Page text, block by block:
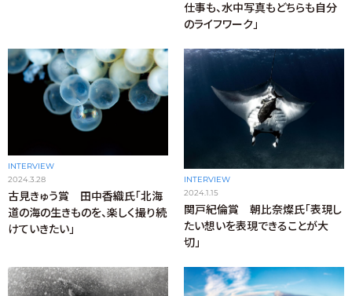
仕事も、水中写真もどちらも自分
のライフワーク」
INTERVIEW
2024.3.28
古見きゅう賞 田中香織氏「北海
道の海の生きものを、楽しく撮り続
けていきたい」
INTERVIEW
2024.1.15
関戸紀倫賞 朝比奈燦氏「表現し
たい想いを表現できることが大
切」